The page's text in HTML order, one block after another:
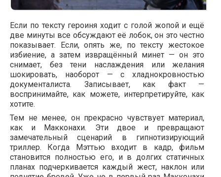
Если по тексту героиня ходит с голой жопой и ещё
две минуты все обсуждают её лобок, он это честно
показывает. Если, опять же, по тексту жестокое
избиение, а затем извращённый минет — он это
снимает, без тени наслаждения или желания
шокировать, наоборот — с хладнокровностью
документалиста. Записывает, как факт —
воспринимайте, как можете, интерпретируйте, как
хотите.
Тем не менее, он прекрасно чувствует материал,
как и Макконахи. Эти двое и превращают
замечательный сценарий в гипнотизирующий
триллер. Когда Мэттью входит в кадр, фильм
становится полностью его, и в долгих статичных
планах подчеркивается каждый жест, наклон или